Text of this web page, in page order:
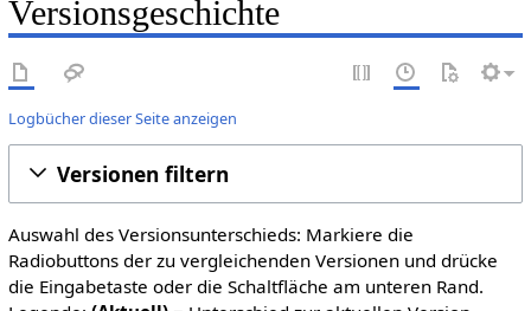
Versionsgeschichte
Logbücher dieser Seite anzeigen
Versionen filtern
Auswahl des Versionsunterschieds: Markiere die
Radiobuttons der zu vergleichenden Versionen und drücke
die Eingabetaste oder die Schaltfläche am unteren Rand.